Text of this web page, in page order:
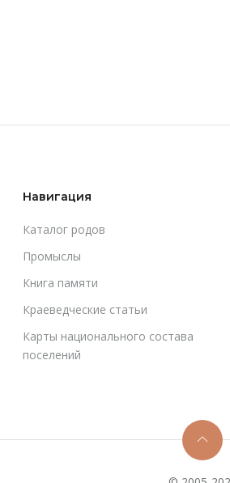
Навигация
Каталог родов
Промыслы
Книга памяти
Краеведческие статьи
Карты национального состава
поселений